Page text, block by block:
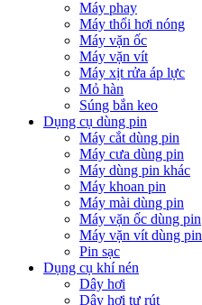
Máy phay
Máy thổi hơi nóng
Máy vặn ốc
Máy vặn vít
Máy xịt rửa áp lực
Mỏ hàn
Súng bắn keo
Dụng cụ dùng pin
Máy cắt dùng pin
Máy cưa dùng pin
Máy dùng pin khác
Máy khoan pin
Máy mài dùng pin
Máy vặn ốc dùng pin
Máy vặn vít dùng pin
Pin sạc
Dụng cụ khí nén
Dây hơi
Dây hơi tự rút